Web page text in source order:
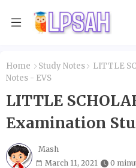
Home Study Notes
LITTLE
Notes - EVS
LITTLE
Examination
Mash
March 11, 2021
0